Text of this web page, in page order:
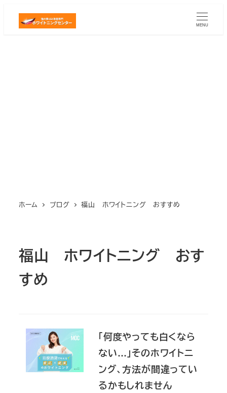
MENU
ホーム ブログ 福山 ホワイトニング おすすめ
福山 ホワイトニング おす
すめ
「何度やっても白くなら
ない…」そのホワイトニ
ング、方法が間違ってい
るかもしれません